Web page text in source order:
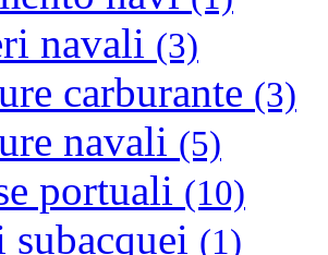
navali (3)
carburante (3)
navali (5)
portuali (10)
(1)